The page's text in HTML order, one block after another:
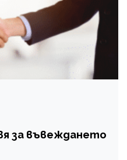
за въвеждането